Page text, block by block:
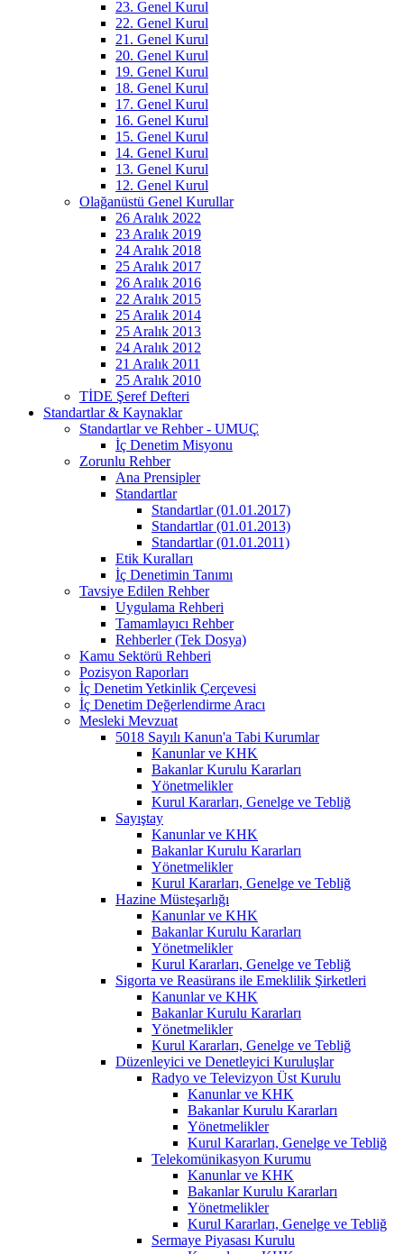
23. Genel Kurul
22. Genel Kurul
21. Genel Kurul
20. Genel Kurul
19. Genel Kurul
18. Genel Kurul
17. Genel Kurul
16. Genel Kurul
15. Genel Kurul
14. Genel Kurul
13. Genel Kurul
12. Genel Kurul
Olağanüstü Genel Kurullar
26 Aralık 2022
23 Aralık 2019
24 Aralık 2018
25 Aralık 2017
26 Aralık 2016
22 Aralık 2015
25 Aralık 2014
25 Aralık 2013
24 Aralık 2012
21 Aralık 2011
25 Aralık 2010
TİDE Şeref Defteri
Standartlar & Kaynaklar
Standartlar ve Rehber - UMUÇ
İç Denetim Misyonu
Zorunlu Rehber
Ana Prensipler
Standartlar
Standartlar (01.01.2017)
Standartlar (01.01.2013)
Standartlar (01.01.2011)
Etik Kuralları
İç Denetimin Tanımı
Tavsiye Edilen Rehber
Uygulama Rehberi
Tamamlayıcı Rehber
Rehberler (Tek Dosya)
Kamu Sektörü Rehberi
Pozisyon Raporları
İç Denetim Yetkinlik Çerçevesi
İç Denetim Değerlendirme Aracı
Mesleki Mevzuat
5018 Sayılı Kanun'a Tabi Kurumlar
Kanunlar ve KHK
Bakanlar Kurulu Kararları
Yönetmelikler
Kurul Kararları, Genelge ve Tebliğ
Sayıştay
Kanunlar ve KHK
Bakanlar Kurulu Kararları
Yönetmelikler
Kurul Kararları, Genelge ve Tebliğ
Hazine Müsteşarlığı
Kanunlar ve KHK
Bakanlar Kurulu Kararları
Yönetmelikler
Kurul Kararları, Genelge ve Tebliğ
Sigorta ve Reasürans ile Emeklilik Şirketleri
Kanunlar ve KHK
Bakanlar Kurulu Kararları
Yönetmelikler
Kurul Kararları, Genelge ve Tebliğ
Düzenleyici ve Denetleyici Kuruluşlar
Radyo ve Televizyon Üst Kurulu
Kanunlar ve KHK
Bakanlar Kurulu Kararları
Yönetmelikler
Kurul Kararları, Genelge ve Tebliğ
Telekomünikasyon Kurumu
Kanunlar ve KHK
Bakanlar Kurulu Kararları
Yönetmelikler
Kurul Kararları, Genelge ve Tebliğ
Sermaye Piyasası Kurulu